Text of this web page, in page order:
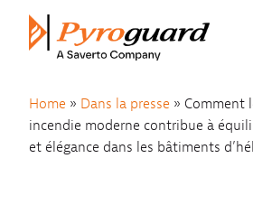
Skip to content
Home » Dans la presse » Comment
incendie moderne contribue à
et élégance dans les bâtiments